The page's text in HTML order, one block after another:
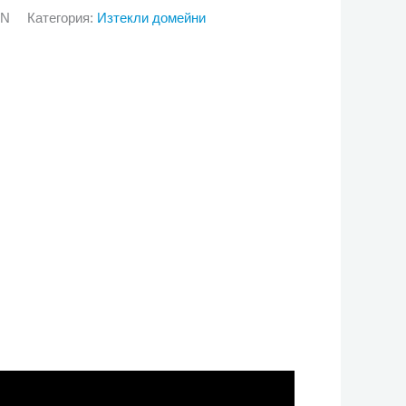
Категория: Изтекли домейни